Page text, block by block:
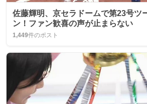
佐藤輝明、京セラドームで第23号ツ
ン！ファン歓喜の声が止まらない
1,449件のポスト